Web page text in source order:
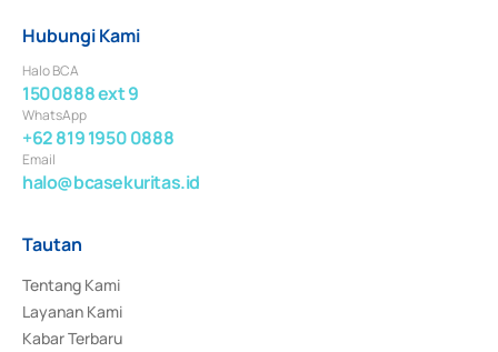
Hubungi Kami
Halo BCA
1500888 ext 9
WhatsApp
+62 819 1950 0888
Email
halo@bcasekuritas.id
Tautan
Tentang Kami
Layanan Kami
Kabar Terbaru